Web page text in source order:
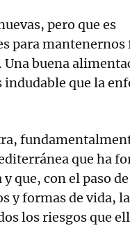
pero que es
para mantenernos
Una buena
que la
que ha
que, con el paso
y formas de vida,
los riesgos que